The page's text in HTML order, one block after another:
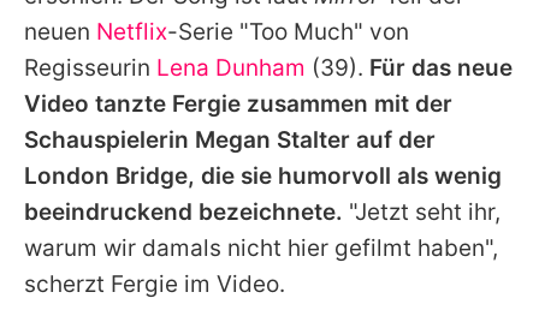
neuen Netflix-Serie "Too Much" von
Regisseurin Lena Dunham (39). Für das neue
Video tanzte Fergie zusammen mit der
Schauspielerin Megan Stalter auf der
London Bridge, die sie humorvoll als wenig
beeindruckend bezeichnete. "Jetzt seht ihr,
warum wir damals nicht hier gefilmt haben",
scherzt Fergie im Video.